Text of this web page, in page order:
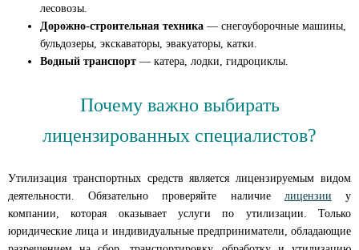
лесовозы.
Дорожно-строительная техника — снегоуборочные машины,
бульдозеры, экскаваторы, эвакуаторы, катки.
Водный транспорт — катера, лодки, гидроциклы.
Почему важно выбирать
лицензированных специалистов?
Утилизация транспортных средств является лицензируемым видом
деятельности. Обязательно проверяйте наличие лицензии у
компании, которая оказывает услуги по утилизации. Только
юридические лица и индивидуальные предприниматели, обладающие